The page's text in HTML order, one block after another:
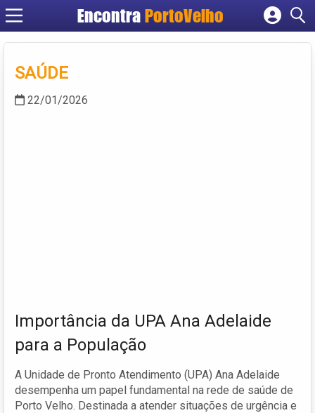
EncontraPortoVelho
Cadastrar empresa
SAÚDE
22/01/2026
Importância da UPA Ana Adelaide
para a População
A Unidade de Pronto Atendimento (UPA) Ana Adelaide
desempenha um papel fundamental na rede de saúde de
Porto Velho. Destinada a atender situações de urgência e